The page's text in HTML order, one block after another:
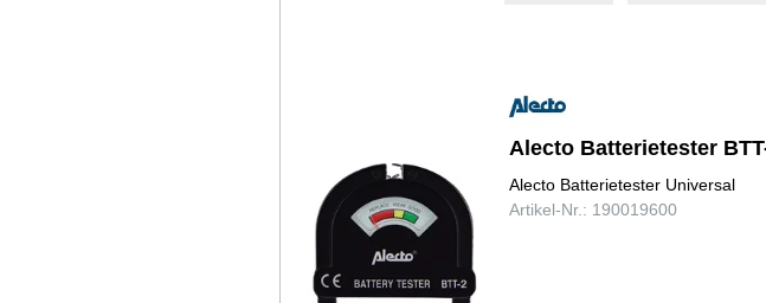
Alecto Batterietester
Alecto Batterietester Universal
Artikel-Nr.: 190019600